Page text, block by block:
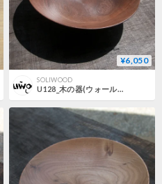
¥6,050
SOLIWOOD
U128_木の器(ウォールナット材)